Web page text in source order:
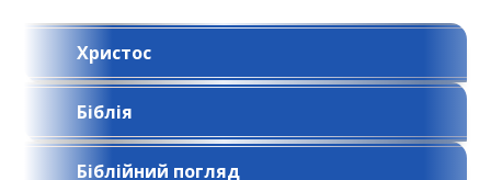
Христос
Біблія
Біблійний погляд